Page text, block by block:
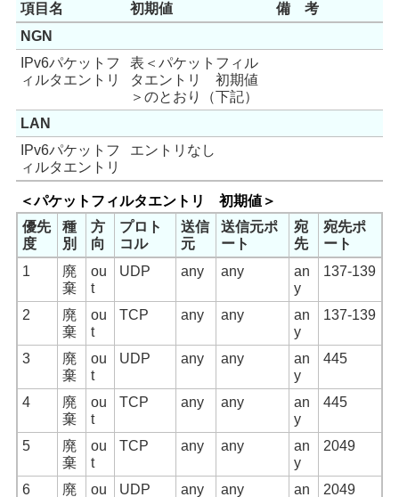
項目名 初期値
備 考
NGN
IPv6パケットフ
ィルタエントリ
表＜パケットフィル
タエントリ 初期値
＞のとおり（下記）
LAN
IPv6パケットフ
ィルタエントリ
エントリなし
＜パケットフィルタエントリ 初期値＞
優先
度
種
別
方
向
プロト
コル
送信
元
送信元ポ
ート
宛
先
宛先ポ
ート
1
廃
棄
ou
t
UDP any any
an
y
137-139
2
廃
棄
ou
t
TCP any any
an
y
137-139
3
廃
棄
ou
t
UDP any any
an
y
445
4
廃
棄
ou
t
TCP any any
an
y
445
5
廃
棄
ou
t
TCP any any
an
y
2049
6
廃
ou
UDP any any
an
2049